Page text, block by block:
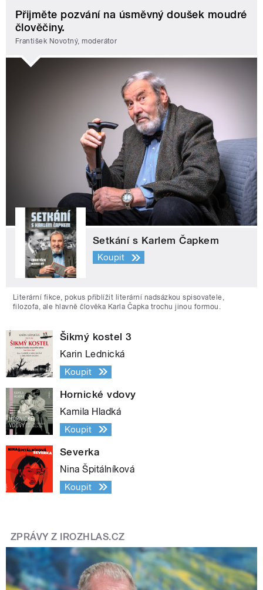
Přijměte pozvání na úsměvný doušek moudré
člověčiny.
František Novotný, moderátor
Setkání s Karlem Čapkem
Koupit
Literární fikce, pokus přiblížit literární nadsázkou spisovatele,
filozofa, ale hlavně člověka Karla Čapka trochu jinou formou.
Šikmý kostel 3
Karin Lednická
Koupit
Hornické vdovy
Kamila Hladká
Koupit
Severka
Nina Špitálníková
Koupit
ZPRÁVY Z IROZHLAS.CZ